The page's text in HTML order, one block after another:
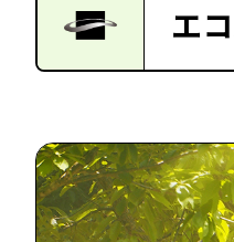
エ